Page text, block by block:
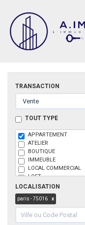
TRANSACTION
TOUT TYPE
APPARTEMENT
ATELIER
BOUTIQUE
IMMEUBLE
LOCAL COMMERCIAL
LOFT
MAISON
PARKING
BOX
TERRAIN
BUREAU
LOCALISATION
paris - 75016 x